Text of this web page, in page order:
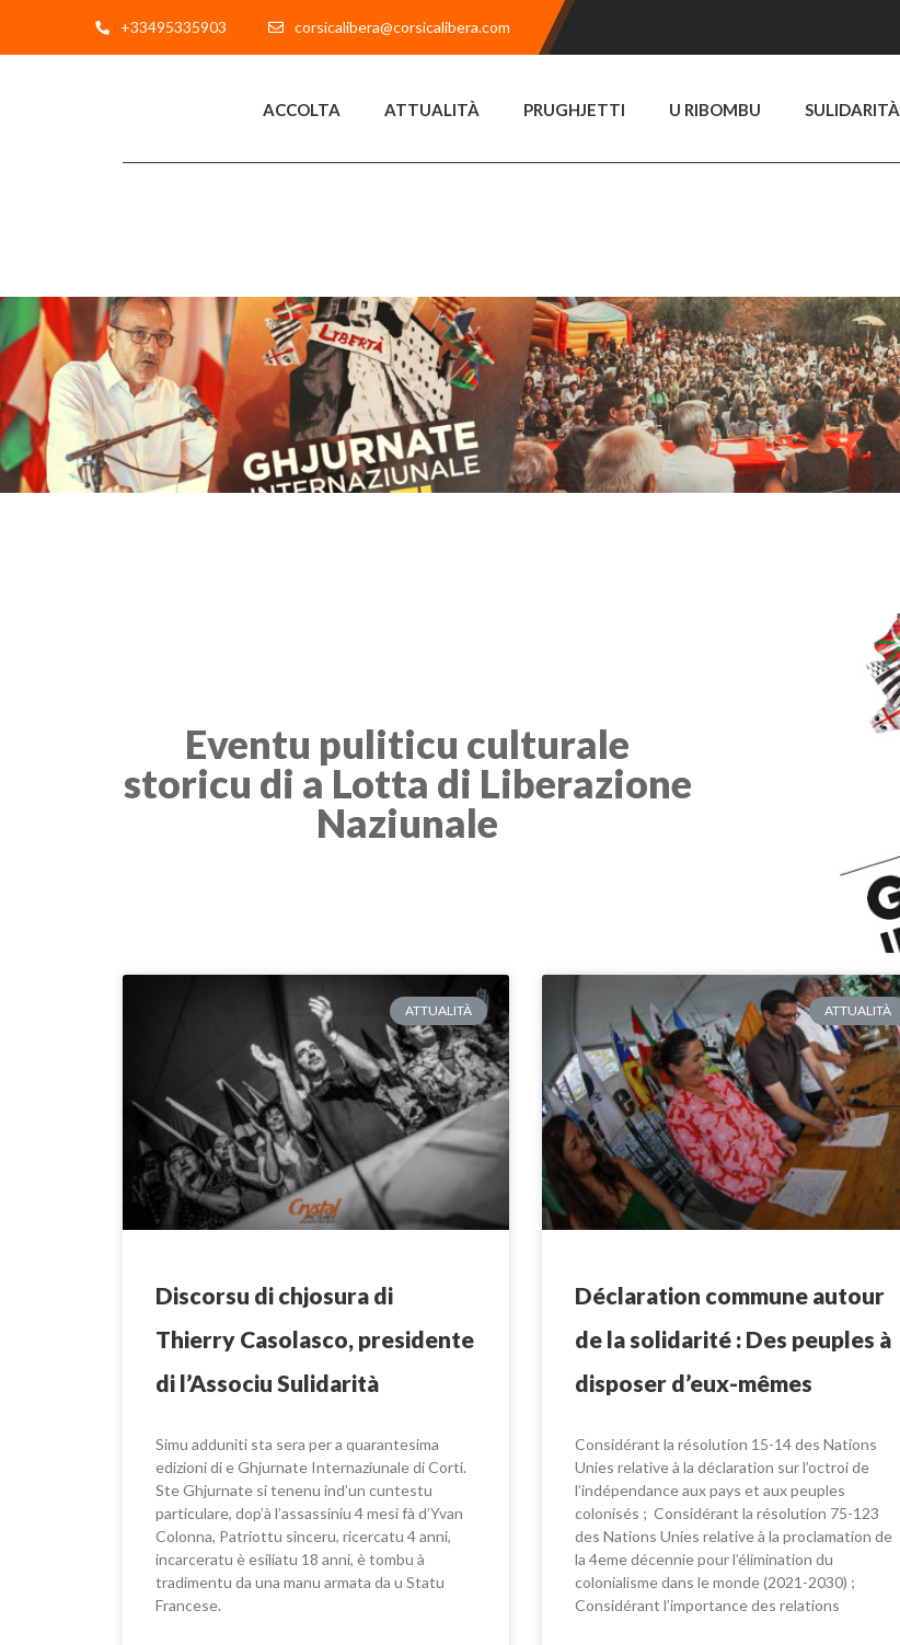
+33495335903 corsicalibera@corsicalibera.com
ACCOLTA ATTUALITÀ PRUGHJETTI U RIBOMBU SULIDARITÀ
Eventu puliticu culturale
storicu di a Lotta di Liberazione
Naziunale
ATTUALITÀ
Discorsu di chjosura di
Thierry Casolasco, presidente
di l’Associu Sulidarità
Simu adduniti sta sera per a quarantesima
edizioni di e Ghjurnate Internaziunale di Corti.
Ste Ghjurnate si tenenu ind’un cuntestu
particulare, dop’à l’assassiniu 4 mesi fà d’Yvan
Colonna, Patriottu sinceru, ricercatu 4 anni,
incarceratu è esiliatu 18 anni, è tombu à
tradimentu da una manu armata da u Statu
Francese.
ATTUALITÀ
Déclaration commune autour
de la solidarité : Des peuples à
disposer d’eux-mêmes
Considérant la résolution 15-14 des Nations
Unies relative à la déclaration sur l’octroi de
l’indépendance aux pays et aux peuples
colonisés ; Considérant la résolution 75-123
des Nations Unies relative à la proclamation de
la 4eme décennie pour l’élimination du
colonialisme dans le monde (2021-2030) ;
Considérant l’importance des relations